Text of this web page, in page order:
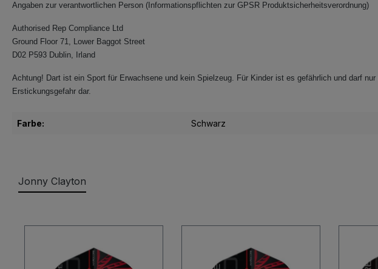
Angaben zur verantwortlichen Person (Informationspflichten zur GPSR Produktsicherheitsverordnung)
Authorised Rep Compliance Ltd
Ground Floor 71, Lower Baggot Street
D02 P593 Dublin, Irland
Achtung! Dart ist ein Sport für Erwachsene und kein Spielzeug. Für Kinder ist es gefährlich und darf nur
Erstickungsgefahr dar.
Farbe: Schwarz
Jonny Clayton